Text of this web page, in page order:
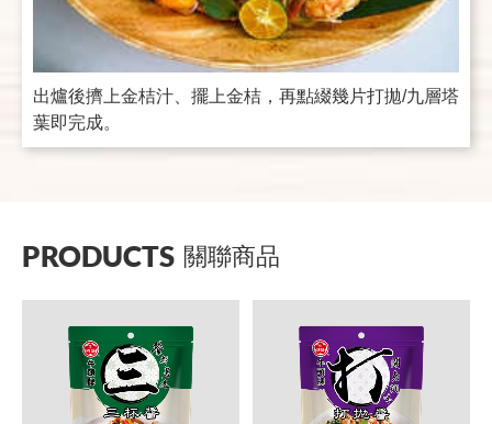
出爐後擠上金桔汁、擺上金桔，再點綴幾片打拋/九層塔
葉即完成。
PRODUCTS 關聯商品